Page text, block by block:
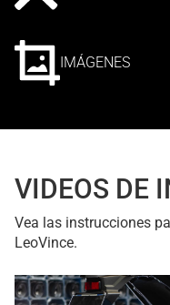
IMÁGENES
VIDEOS DE
Vea las instrucciones
LeoVince.